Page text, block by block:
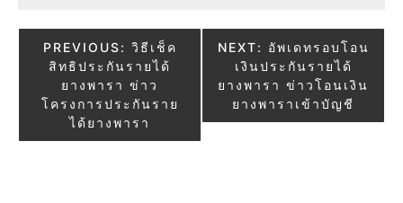
Post
navigation
PREVIOUS: วิธีเช็ค
สิทธิประกันรายได้
ยางพารา ข่าว
โครงการประกันราย
ได้ยางพารา
NEXT: อัพเดทรอบโอน
เงินประกันรายได้
ยางพารา ข่าวโอนเงิน
ยางพาราเข้าบัญชี